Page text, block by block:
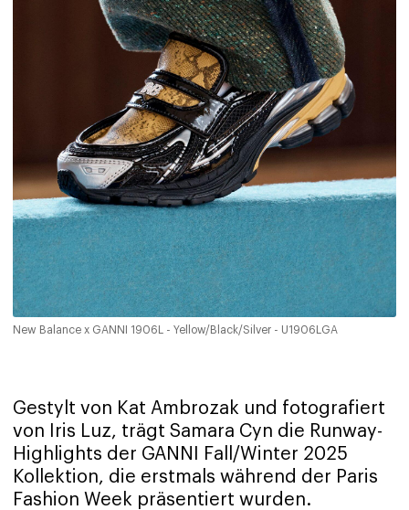
New Balance x GANNI 1906L - Yellow/Black/Silver - U1906LGA
Gestylt von Kat Ambrozak und fotografiert
von Iris Luz, trägt Samara Cyn die Runway-
Highlights der GANNI Fall/Winter 2025
Kollektion, die erstmals während der Paris
Fashion Week präsentiert wurden.